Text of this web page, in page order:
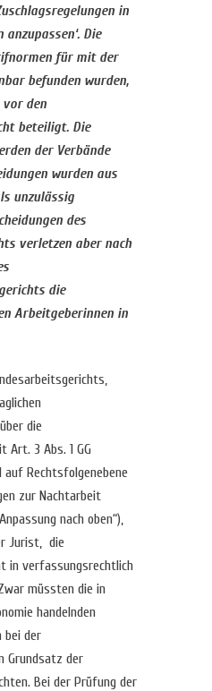
in
anzupassen‘. Die
für mit der
befunden wurden,
vor den
beteiligt. Die
der Verbände
wurden aus
unzulässig
des
verletzen aber nach
die
Arbeitgeberinnen in
die
Art. 3 Abs. 1 GG
auf Rechtsfolgenebene
zur Nachtarbeit
nach oben“),
Jurist, die
in verfassungsrechtlich
müssten die in
handelnden
bei der
Grundsatz der
Bei der Prüfung der